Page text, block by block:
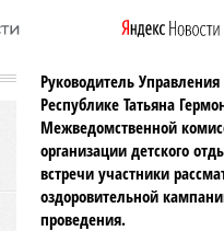
Руководитель
Республике Татьяна
Межведомственной
организации детского
встречи участники
оздоровительной
проведения.